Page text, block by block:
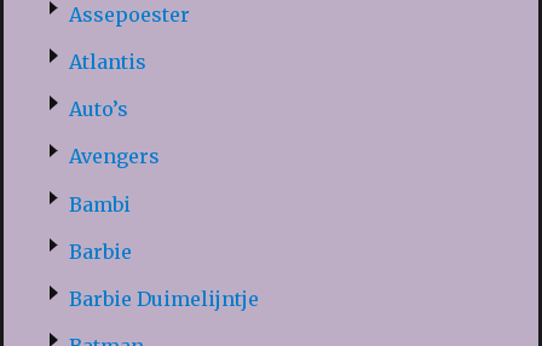
Assepoester
Atlantis
Auto’s
Avengers
Bambi
Barbie
Barbie Duimelijntje